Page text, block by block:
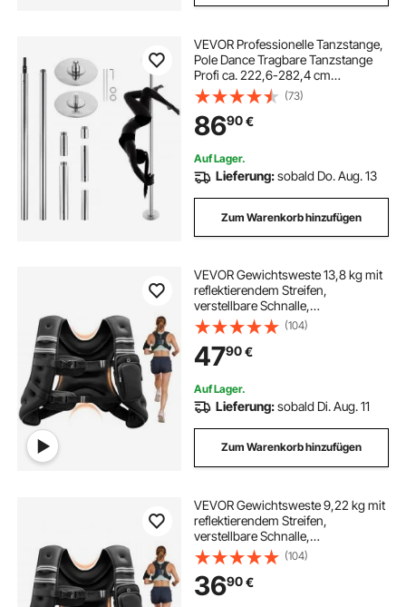
VEVOR Professionelle Tanzstange,
Pole Dance Tragbare Tanzstange
Profi ca. 222,6-282,4 cm
Höhenverstellbare Abnehmbare
Fitnessstange Spinning Fitness
Silber, Tanzstange Fitnessstudios,
Club, Party
(73)
8690€
Auf Lager.
Lieferung:sobald Do. Aug. 13
Zum Warenkorb hinzufügen
VEVOR Gewichtsweste 13,8 kg mit
reflektierendem Streifen,
verstellbare Schnalle,
Körpergewichtsweste für Männer
und Frauen, Trainingsgerät für
Krafttraining Laufen Joggen Fitness
Gewichtsverlust
(104)
4790€
Auf Lager.
Lieferung:sobald Di. Aug. 11
Zum Warenkorb hinzufügen
VEVOR Gewichtsweste 9,22 kg mit
reflektierendem Streifen,
verstellbare Schnalle,
Körpergewichtsweste für Männer
und Frauen, Trainingsgerät für
Krafttraining Laufen Joggen Fitness
Gewichtsverlust
(104)
3690€